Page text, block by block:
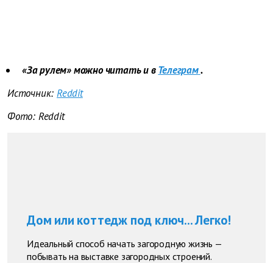
«За рулем» можно читать и вТелеграм.
Источник: Reddit
Фото: Reddit
Дом или коттедж под ключ... Легко!
Идеальный способ начать загородную жизнь —
побывать на выставке загородных строений.